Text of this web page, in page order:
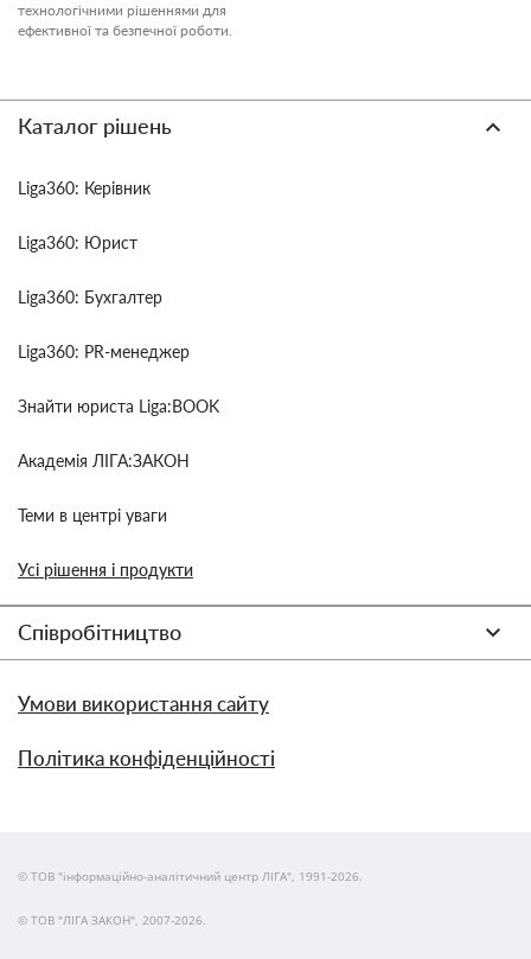
технологічними рішеннями для
ефективної та безпечної роботи.
Каталог рішень
Liga360: Керівник
Liga360: Юрист
Liga360: Бухгалтер
Liga360: PR-менеджер
Знайти юриста Liga:BOOK
Академія ЛІГА:ЗАКОН
Теми в центрі уваги
Усі рішення і продукти
Співробітництво
Умови використання сайту
Політика конфіденційності
© ТОВ "інформаційно-аналітичний центр ЛІГА", 1991-2026.
© ТОВ "ЛІГА ЗАКОН", 2007-2026.